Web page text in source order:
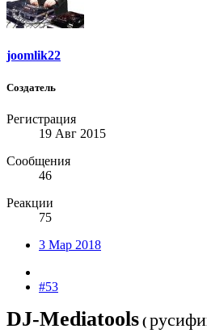
joomlik22
Создатель
Регистрация
19 Авг 2015
Сообщения
46
Реакции
75
3 Мар 2018
#53
DJ-Мediatооls (